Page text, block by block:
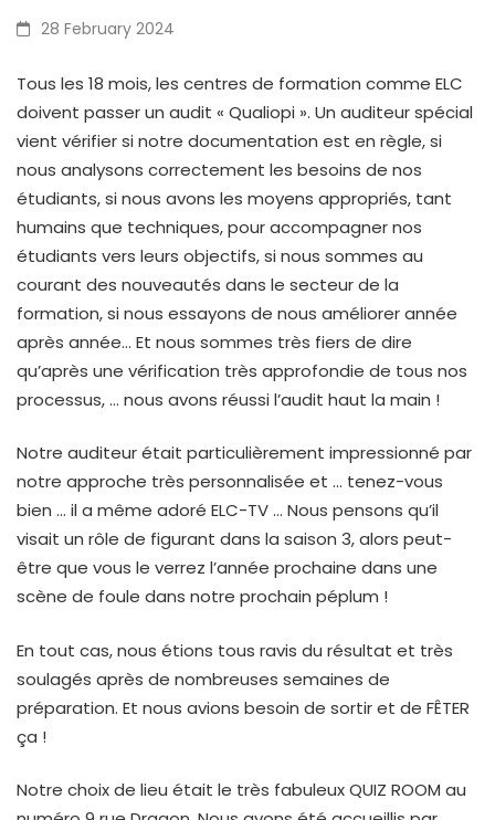
Qualiopi
by
storm
28 February 2024
Tous les 18 mois, les centres de formation comme ELC
doivent passer un audit « Qualiopi ». Un auditeur spécial
vient vérifier si notre documentation est en règle, si
nous analysons correctement les besoins de nos
étudiants, si nous avons les moyens appropriés, tant
humains que techniques, pour accompagner nos
étudiants vers leurs objectifs, si nous sommes au
courant des nouveautés dans le secteur de la
formation, si nous essayons de nous améliorer année
après année… Et nous sommes très fiers de dire
qu’après une vérification très approfondie de tous nos
processus, … nous avons réussi l’audit haut la main !
Notre auditeur était particulièrement impressionné par
notre approche très personnalisée et … tenez-vous
bien … il a même adoré ELC-TV … Nous pensons qu’il
visait un rôle de figurant dans la saison 3, alors peut-
être que vous le verrez l’année prochaine dans une
scène de foule dans notre prochain péplum !
En tout cas, nous étions tous ravis du résultat et très
soulagés après de nombreuses semaines de
préparation. Et nous avions besoin de sortir et de FÊTER
ça !
Notre choix de lieu était le très fabuleux QUIZ ROOM au